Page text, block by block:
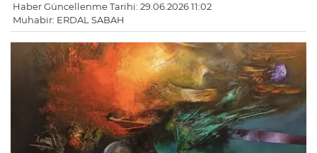
Haber Güncellenme Tarihi: 29.06.2026 11:02
Muhabir: ERDAL SABAH